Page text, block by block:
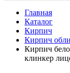
Главная
Каталог
Кирпич
Кирпич
Кирпич
клинкер